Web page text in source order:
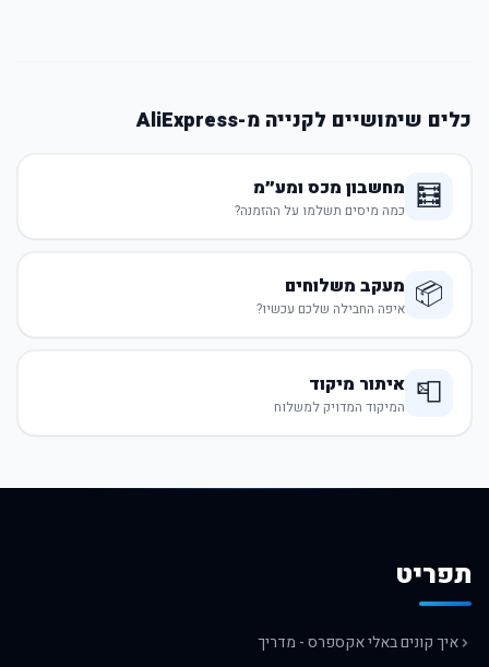
כלים שימושיים לקנייה מ-AliExpress
🧮 מחשבון מכס ומע״מ
כמה מיסים תשלמו על ההזמנה?
📦 מעקב משלוחים
איפה החבילה שלכם עכשיו?
📮 איתור מיקוד
המיקוד המדויק למשלוח
תפריט
איך קונים באלי אקספרס - מדריך